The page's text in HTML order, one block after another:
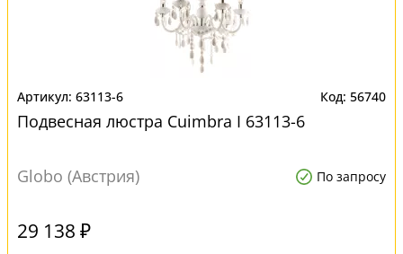
63113-6 56740
Подвесная люстра Cuimbra I 63113-6
Globo (Австрия) По запросу
29 138 ₽